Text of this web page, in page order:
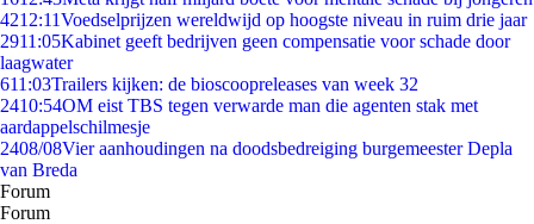
4212:11Voedselprijzen wereldwijd op hoogste niveau in ruim drie jaar
2911:05Kabinet geeft bedrijven geen compensatie voor schade door
laagwater
611:03Trailers kijken: de bioscoopreleases van week 32
2410:54OM eist TBS tegen verwarde man die agenten stak met
aardappelschilmesje
2408/08Vier aanhoudingen na doodsbedreiging burgemeester Depla
van Breda
Forum
Forum